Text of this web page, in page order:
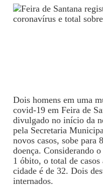
Dois homens em uma
covid-19 em Feira de
divulgado no início da
pela Secretaria
novos casos, sobe para
doença. Considerando
1 óbito, o total de
cidade é de 32. Dois
internados.